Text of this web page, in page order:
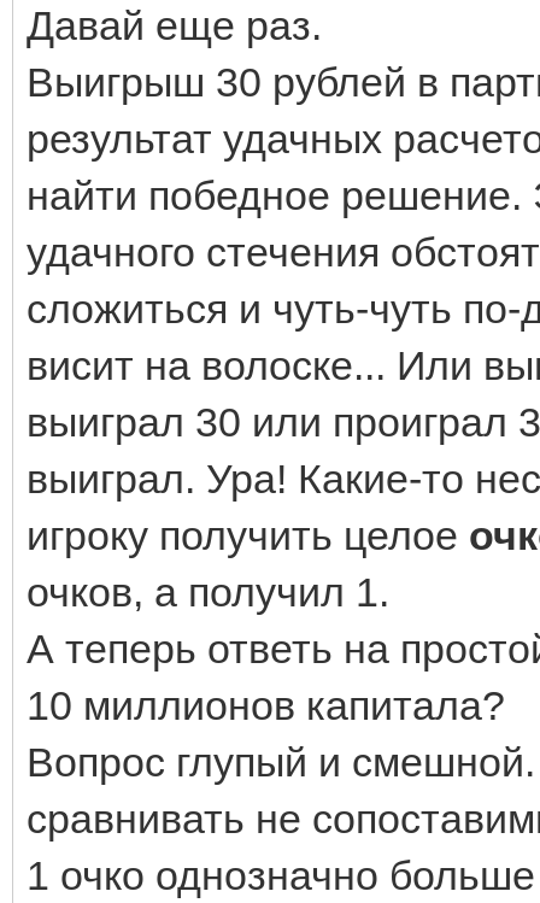
Давай еще раз.
Выигрыш 30 рублей в
результат удачных
найти победное решение.
удачного стечения
сложиться и чуть-чуть
висит на волоске... Или
выиграл 30 или проиграл
выиграл. Ура! Какие-то
игроку получить целое
очков, а получил 1.
А теперь ответь на
10 миллионов капитала?
Вопрос глупый и
сравнивать не
1 очко однозначно